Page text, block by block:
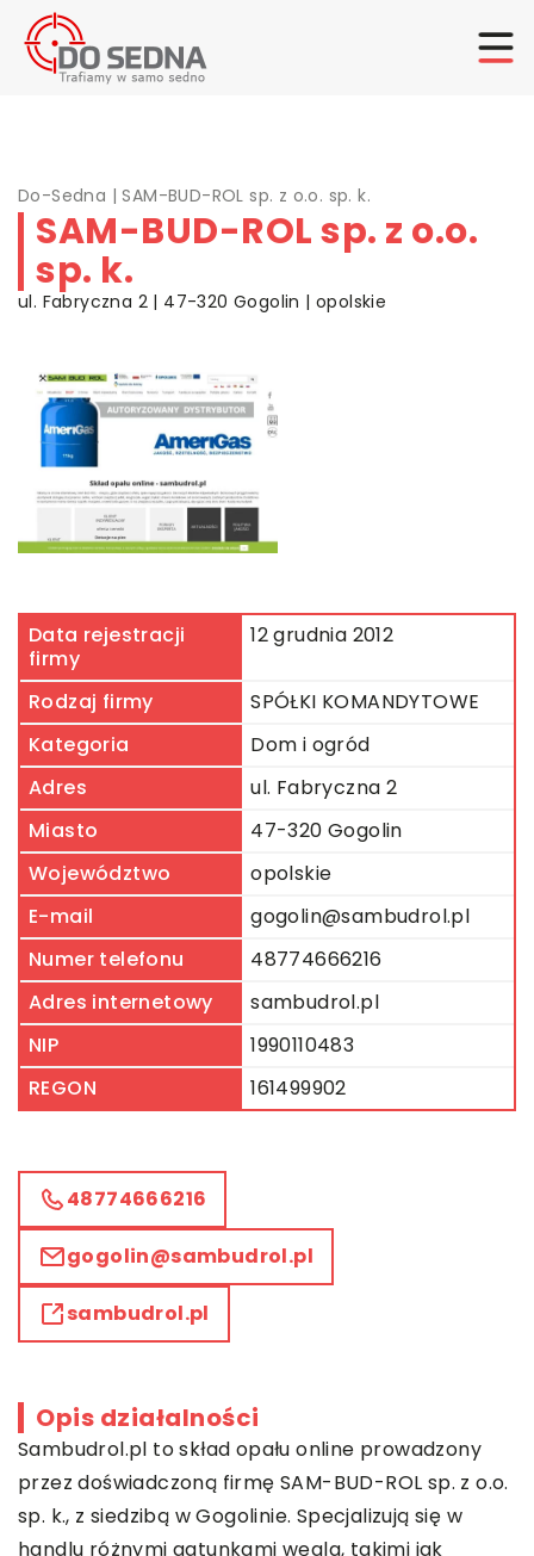
Do-Sedna |SAM-BUD-ROL sp. z o.o. sp. k.
SAM-BUD-ROL sp. z o.o.
sp. k.
ul. Fabryczna 2 | 47-320 Gogolin | opolskie
Data rejestracji
firmy
12 grudnia 2012
Rodzaj firmy
SPÓŁKI KOMANDYTOWE
Kategoria
Dom i ogród
Adres
ul. Fabryczna 2
Miasto
47-320 Gogolin
Województwo
opolskie
E-mail
gogolin@sambudrol.pl
Numer telefonu
48774666216
Adres internetowy
sambudrol.pl
NIP
1990110483
REGON
161499902
48774666216
gogolin@sambudrol.pl
sambudrol.pl
Opis działalności
Sambudrol.pl to skład opału online prowadzony
przez doświadczoną firmę SAM-BUD-ROL sp. z o.o.
sp. k., z siedzibą w Gogolinie. Specjalizują się w
handlu różnymi gatunkami węgla, takimi jak